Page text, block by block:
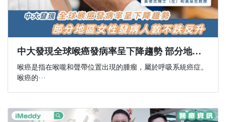
中大發現全球喉癌發病率呈下降趨勢 部分地區女性發病人數不跌反升
喉癌是指在喉嚨和聲帶位置出現的腫瘤，屬於呼吸系統癌症。
喉癌的···